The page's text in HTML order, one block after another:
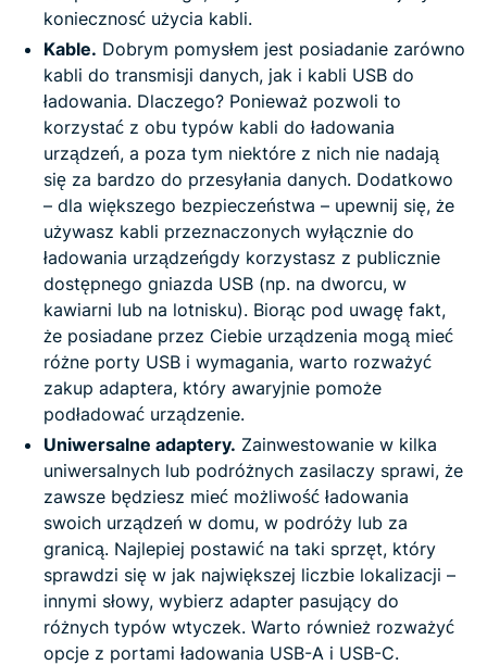
koniecznosć użycia kabli.
Kable. Dobrym pomysłem jest posiadanie zarówno
kabli do transmisji danych, jak i kabli USB do
ładowania. Dlaczego? Ponieważ pozwoli to
korzystać z obu typów kabli do ładowania
urządzeń, a poza tym niektóre z nich nie nadają
się za bardzo do przesyłania danych. Dodatkowo
– dla większego bezpieczeństwa – upewnij się, że
używasz kabli przeznaczonych wyłącznie do
ładowania urządzeńgdy korzystasz z publicznie
dostępnego gniazda USB (np. na dworcu, w
kawiarni lub na lotnisku). Biorąc pod uwagę fakt,
że posiadane przez Ciebie urządzenia mogą mieć
różne porty USB i wymagania, warto rozważyć
zakup adaptera, który awaryjnie pomoże
podładować urządzenie.
Uniwersalne adaptery. Zainwestowanie w kilka
uniwersalnych lub podróżnych zasilaczy sprawi, że
zawsze będziesz mieć możliwość ładowania
swoich urządzeń w domu, w podróży lub za
granicą. Najlepiej postawić na taki sprzęt, który
sprawdzi się w jak największej liczbie lokalizacji –
innymi słowy, wybierz adapter pasujący do
różnych typów wtyczek. Warto również rozważyć
opcje z portami ładowania USB-A i USB-C.